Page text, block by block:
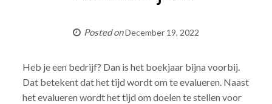
Posted onDecember 19, 2022
Heb je een bedrijf? Dan is het boekjaar bijna voorbij.
Dat betekent dat het tijd wordt om te evalueren. Naast
het evalueren wordt het tijd om doelen te stellen voor